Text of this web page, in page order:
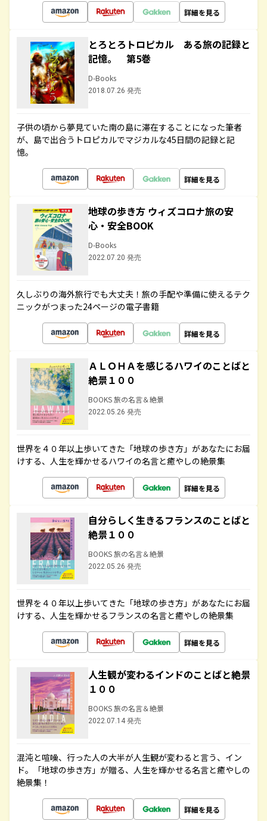
詳細を見る
とろとろトロピカル ある旅の記録と
記憶。 第5巻
D-Books
2018.07.26 発売
子供の頃から夢見ていた南の島に滞在することになった筆者
が、島で出合うトロピカルでマジカルな45日間の記録と記
憶。
詳細を見る
地球の歩き方 ウィズコロナ旅の安
心・安全BOOK
D-Books
2022.07.20 発売
久しぶりの海外旅行でも大丈夫！旅の手配や準備に使えるテク
ニックがつまった24ページの電子書籍
詳細を見る
ＡＬＯＨＡを感じるハワイのことばと
絶景１００
BOOKS 旅の名言＆絶景
2022.05.26 発売
世界を４０年以上歩いてきた「地球の歩き方」があなたにお届
けする、人生を輝かせるハワイの名言と癒やしの絶景集
詳細を見る
自分らしく生きるフランスのことばと
絶景１００
BOOKS 旅の名言＆絶景
2022.05.26 発売
世界を４０年以上歩いてきた「地球の歩き方」があなたにお届
けする、人生を輝かせるフランスの名言と癒やしの絶景集
詳細を見る
人生観が変わるインドのことばと絶景
１００
BOOKS 旅の名言＆絶景
2022.07.14 発売
混沌と喧噪、行った人の大半が人生観が変わると言う、イン
ド。「地球の歩き方」が贈る、人生を輝かせる名言と癒やしの
絶景集！
詳細を見る